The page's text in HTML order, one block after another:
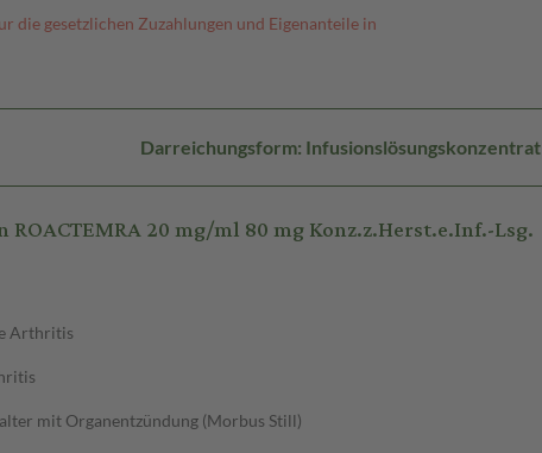
die gesetzlichen Zuzahlungen und Eigenanteile in
Darreichungsform: Infusionslösungskonzentrat
20 mg/ml 80 mg Konz.z.Herst.e.Inf.-Lsg.
Arthritis
mit Organentzündung (Morbus Still)